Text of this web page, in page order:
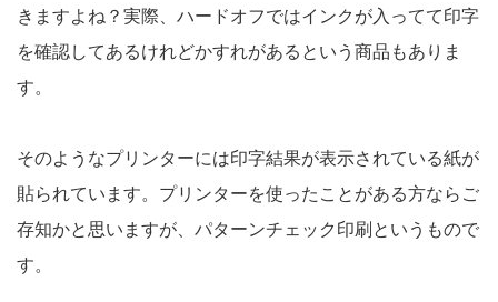
きますよね？実際、ハードオフではインクが入ってて印字
を確認してあるけれどかすれがあるという商品もありま
す。
そのようなプリンターには印字結果が表示されている紙が
貼られています。プリンターを使ったことがある方ならご
存知かと思いますが、パターンチェック印刷というもので
す。